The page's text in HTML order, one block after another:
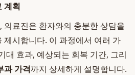
계획
의료진은 환자와의 충분한 상담을
제시합니다. 이 과정에서 여러 가
대 효과, 예상되는 회복 기간, 그리
과 가격까지 상세하게 설명합니다.